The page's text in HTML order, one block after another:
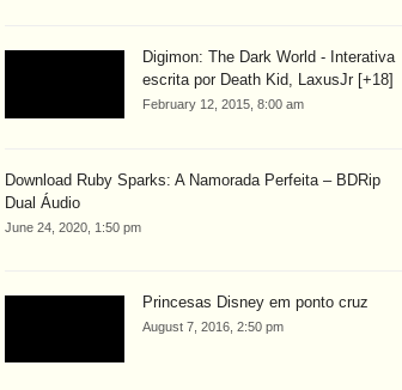
Digimon: The Dark World - Interativa
escrita por Death Kid, LaxusJr [+18]
February 12, 2015, 8:00 am
Download Ruby Sparks: A Namorada Perfeita – BDRip
Dual Áudio
June 24, 2020, 1:50 pm
Princesas Disney em ponto cruz
August 7, 2016, 2:50 pm